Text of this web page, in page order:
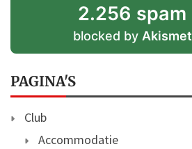
2.256 spam
blocked by Akismet
PAGINA'S
Club
Accommodatie